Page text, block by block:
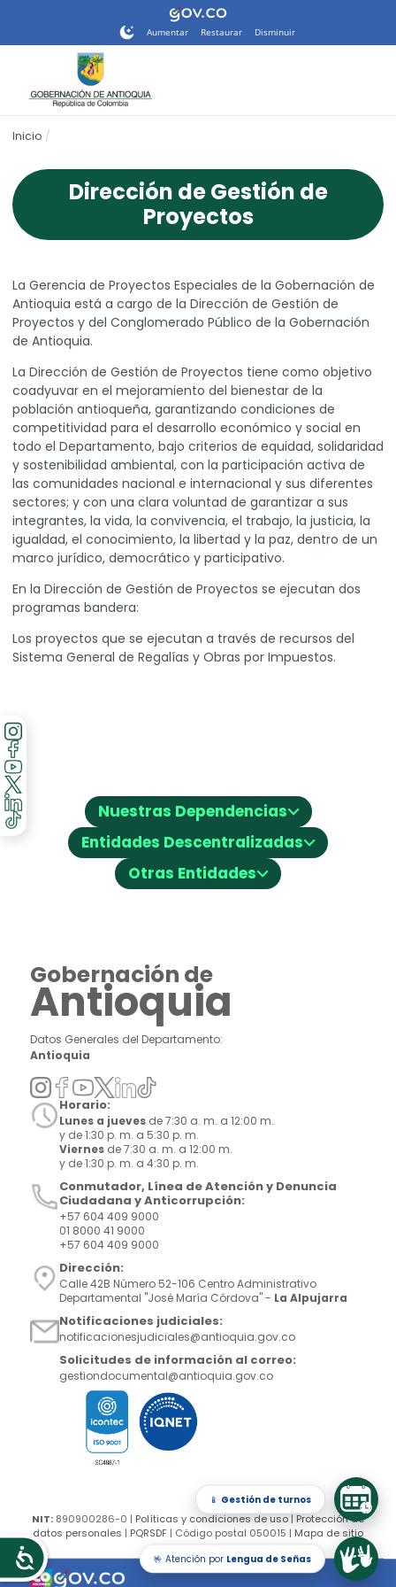
sitio
de
Accesibilidad
Aumentar Restaurar Disminuir
Inicio
Dirección de Gestión de
Proyectos
La Gerencia de Proyectos Especiales de la Gobernación de
Antioquia está a cargo de la Dirección de Gestión de
Proyectos y del Conglomerado Público de la Gobernación
de Antioquia.
La Dirección de Gestión de Proyectos tiene como objetivo
coadyuvar en el mejoramiento del bienestar de la
población antioqueña, garantizando condiciones de
competitividad para el desarrollo económico y social en
todo el Departamento, bajo criterios de equidad, solidaridad
y sostenibilidad ambiental, con la participación activa de
las comunidades nacional e internacional y sus diferentes
sectores; y con una clara voluntad de garantizar a sus
integrantes, la vida, la convivencia, el trabajo, la justicia, la
igualdad, el conocimiento, la libertad y la paz, dentro de un
marco jurídico, democrático y participativo.
En la Dirección de Gestión de Proyectos se ejecutan dos
programas bandera:
Los proyectos que se ejecutan a través de recursos del
Sistema General de Regalías y Obras por Impuestos.
📱 Gestión de turnos
🤟 Atención por Lengua de Señas
Nuestras Dependencias⌵
Entidades Descentralizadas⌵
Otras Entidades⌵
Gobernación de
Antioquia
Datos Generales del Departamento:
Antioquia
Horario:
Lunes a jueves de 7:30 a. m. a 12:00 m.
y de 1:30 p. m. a 5:30 p. m.
Viernes de 7:30 a. m. a 12:00 m.
y de 1:30 p. m. a 4:30 p. m.
Conmutador, Línea de Atención y Denuncia
Ciudadana y Anticorrupción:
+57 604 409 9000
01 8000 41 9000
+57 604 409 9000
Dirección:
Calle 42B Número 52-106 Centro Administrativo
Departamental "José María Córdova" - La Alpujarra
Notificaciones judiciales:
notificacionesjudiciales@antioquia.gov.co
Solicitudes de información al correo:
gestiondocumental@antioquia.gov.co
NIT: 890900286-0 | Políticas y condiciones de uso | Protección de
datos personales | PQRSDF | Código postal 050015 | Mapa de sitio